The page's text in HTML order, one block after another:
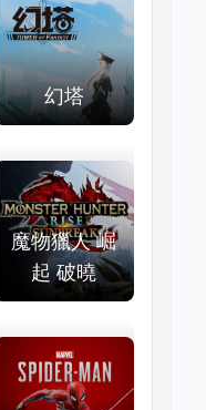
幻塔
魔物獵人 崛
起 破曉